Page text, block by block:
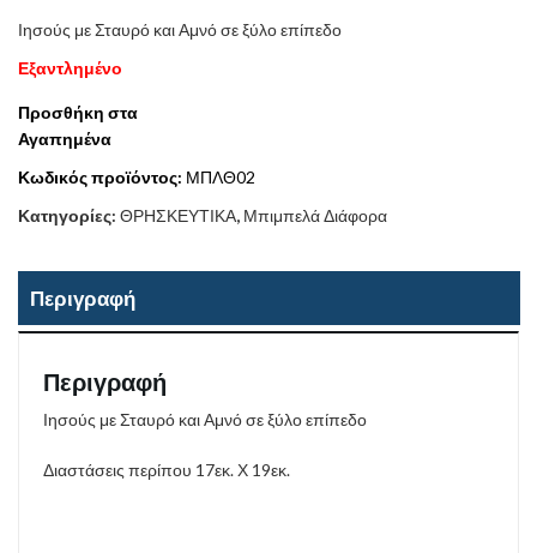
Ιησούς με Σταυρό και Αμνό σε ξύλο επίπεδο
Εξαντλημένο
Προσθήκη στα
Αγαπημένα
Κωδικός προϊόντος: ΜΠΛΘ02
Κατηγορίες: ΘΡΗΣΚΕΥΤΙΚΑ, Μπιμπελά Διάφορα
Περιγραφή
Περιγραφή
Ιησούς με Σταυρό και Αμνό σε ξύλο επίπεδο
Διαστάσεις περίπου 17εκ. Χ 19εκ.